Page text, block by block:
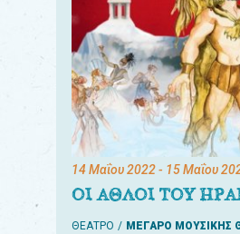
14 Μαΐου 2022- 15 Μαΐου
ΟΙ ΑΘΛΟΙ ΤΟΥ
ΘΕΑΤΡΟ ΜΕΓΑΡΟ ΜΟΥΣΙΚΗΣ